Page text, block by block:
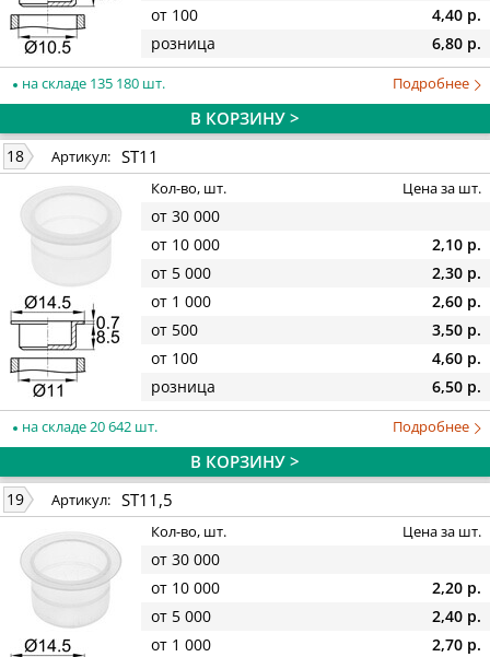
от 100
4,40 р.
розница
6,80 р.
на складе 135 180 шт. Подробнее
В КОРЗИНУ >
18 Артикул: ST11
Кол-во, шт. Цена за шт.
от 30 000
от 10 000
2,10 р.
от 5 000
2,30 р.
от 1 000
2,60 р.
от 500
3,50 р.
от 100
4,60 р.
розница
6,50 р.
на складе 20 642 шт. Подробнее
В КОРЗИНУ >
19 Артикул: ST11,5
Кол-во, шт. Цена за шт.
от 30 000
от 10 000
2,20 р.
от 5 000
2,40 р.
от 1 000
2,70 р.